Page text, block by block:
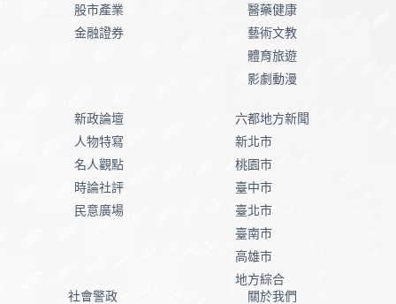
股市產業
金融證券
醫藥健康
藝術文教
體育旅遊
影劇動漫
新政論壇
人物特寫
名人觀點
時論社評
民意廣場
六都地方新聞
新北市
桃園市
臺中市
臺北市
臺南市
高雄市
地方綜合
社會警政
關於我們